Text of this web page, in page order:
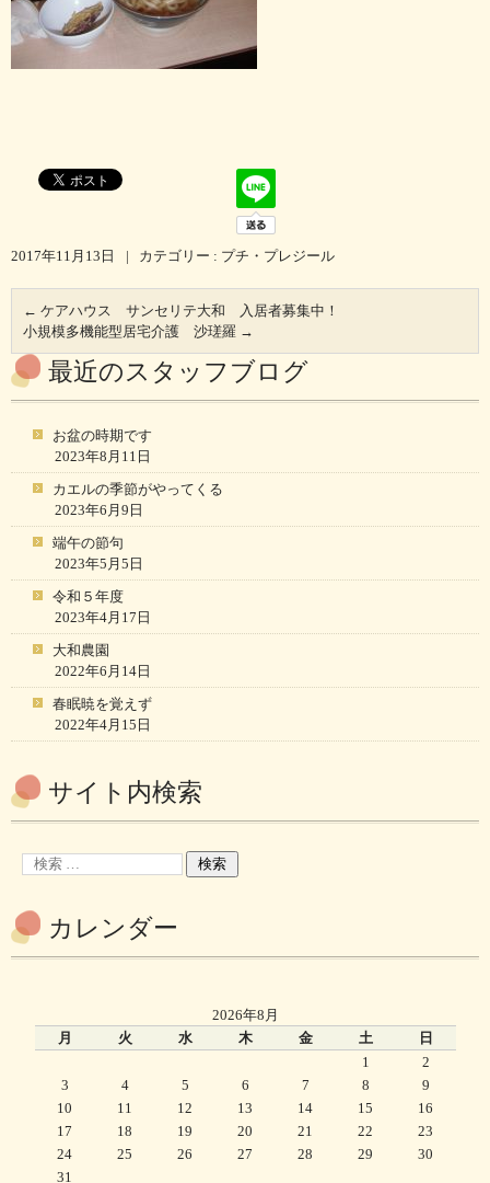
2017年11月13日 | カテゴリー : プチ・プレジール
← ケアハウス サンセリテ大和 入居者募集中！
小規模多機能型居宅介護 沙瑳羅 →
最近のスタッフブログ
お盆の時期です
2023年8月11日
カエルの季節がやってくる
2023年6月9日
端午の節句
2023年5月5日
令和５年度
2023年4月17日
大和農園
2022年6月14日
春眠暁を覚えず
2022年4月15日
サイト内検索
カレンダー
2026年8月
月
火 水 木 金 土
日
1
2
3
4 5 6 7 8
9
10
11 12 13 14 15
16
17
18 19 20 21 22
23
24
25 26 27 28 29
30
31